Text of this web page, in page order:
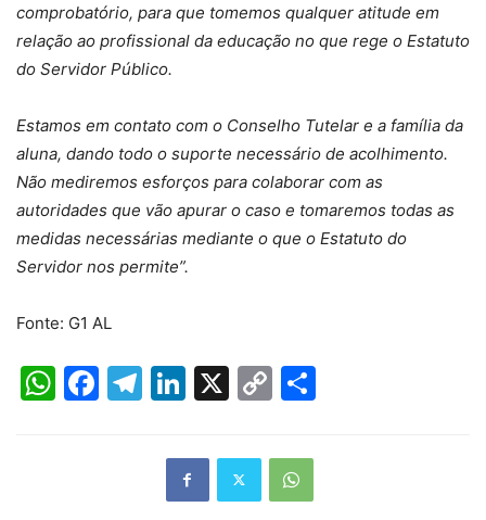
comprobatório, para que tomemos qualquer atitude em
relação ao profissional da educação no que rege o Estatuto
do Servidor Público.
Estamos em contato com o Conselho Tutelar e a família da
aluna, dando todo o suporte necessário de acolhimento.
Não mediremos esforços para colaborar com as
autoridades que vão apurar o caso e tomaremos todas as
medidas necessárias mediante o que o Estatuto do
Servidor nos permite”.
Fonte: G1 AL
WhatsApp
Facebook
Telegram
LinkedIn
X
Copy